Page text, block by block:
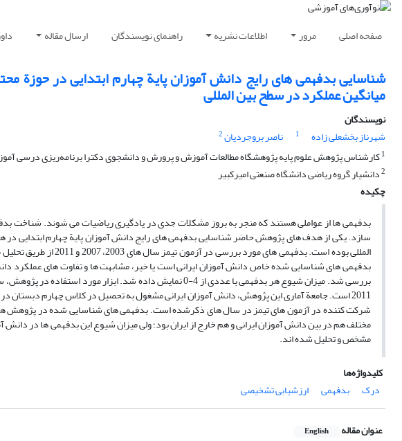
صفحه اصلی مرور اطلاعات نشریه راهنمای نویسندگان ارسال مقاله
شناسایی بدفهمی های رایج دانش آموزان پایة چهارم ابتدایی در حوزة
میانگین عملکرد در سطح بین المللی
نویسندگان
شهرناز بخشعلی زاده
1 ناصر بروجردیان2
1کارشناس پژوهش علوم پایه پژوهشگاه مطالعات آموزش و پرورش و دانشجوی دکترا برنامه‌ریزی درسی
2دانشیار گروه ریاضی دانشگاه صنعتی امیرکبیر
چکیده
بدفهمی ها از عواملی هستند که منجر به بروز مشکلات جدی در یادگیری ریاضیات می شوند. شناخت
سازد. یکی از هدف های پژوهش حاضر شناسایی بدفهمی های رایج دانش آموزان پایة چهارم ابتدایی در
المللی بوده است. بدفهمی
بدفهمی های شناسایی شده خاص دانش آموزان ایرانی است یا خیر، مشابهت ها و تفاوت های عملکرد
2011 است. جامعة آماری این پژوهش، دانش آموزان ایرانی مشغول به تحصیل در کلاس چهارم
شرکت کننده در آزمون های تیمز در سال های ذکرشده است. بدفهمی های شناسایی شده در پژوهش
مختلف هم در بین دانش آموزان ایرانی و هم خارج از ایران بود؛ ولی میزان شیوع این بدفهمی ها در
مشخص و تحلیل شده اند.
کلیدواژه‌ها
درک
بدفهمی ارزشیابی تشخیصی
عنوان مقاله English